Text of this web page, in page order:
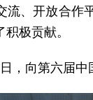
流、开放合作
极贡献。
，向第六届中